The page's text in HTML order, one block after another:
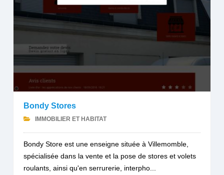
Bondy Stores
IMMOBILIER ET HABITAT
Bondy Store est une enseigne située à Villemomble,
spécialisée dans la vente et la pose de stores et volets
roulants, ainsi qu'en serrurerie, interpho...